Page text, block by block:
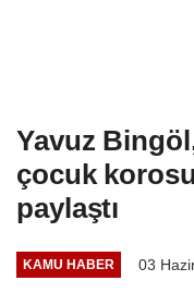
Yavuz
çocuk
paylaştı
KAMU HABER 03